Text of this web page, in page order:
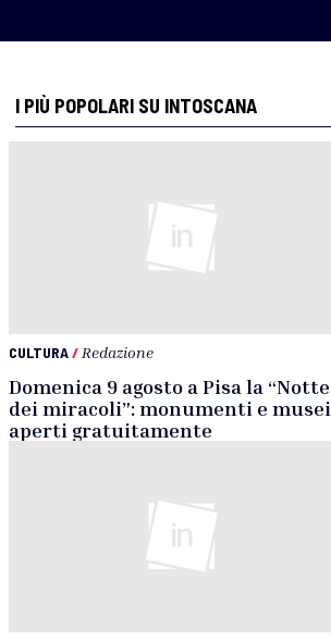
I PIÙ POPOLARI SU INTOSCANA
CULTURA/ Redazione
Domenica 9 agosto a Pisa la “Notte
dei miracoli”: monumenti e musei
aperti gratuitamente